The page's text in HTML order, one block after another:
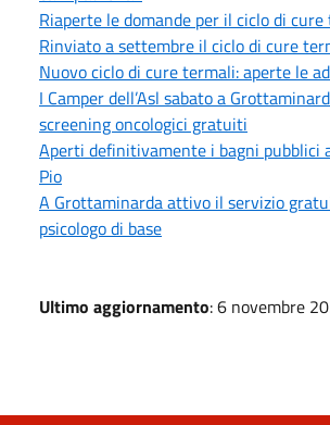
Riaperte le domande per il ciclo di
Rinviato a settembre il ciclo di cure
Nuovo ciclo di cure termali: aperte le
I Camper dell’Asl sabato a
screening oncologici gratuiti
Aperti definitivamente i bagni pubblici
Pio
A Grottaminarda attivo il servizio
psicologo di base
Ultimo aggiornamento: 6 novembre